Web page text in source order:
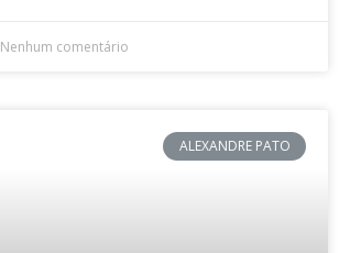
Nenhum comentário
ALEXANDRE PATO